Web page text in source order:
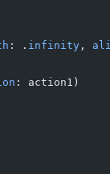
: . infinity,
: action1)